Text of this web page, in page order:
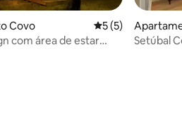
⋅ Porto Covo 5 de uma
5 (5)
com área de estar
Setúbal